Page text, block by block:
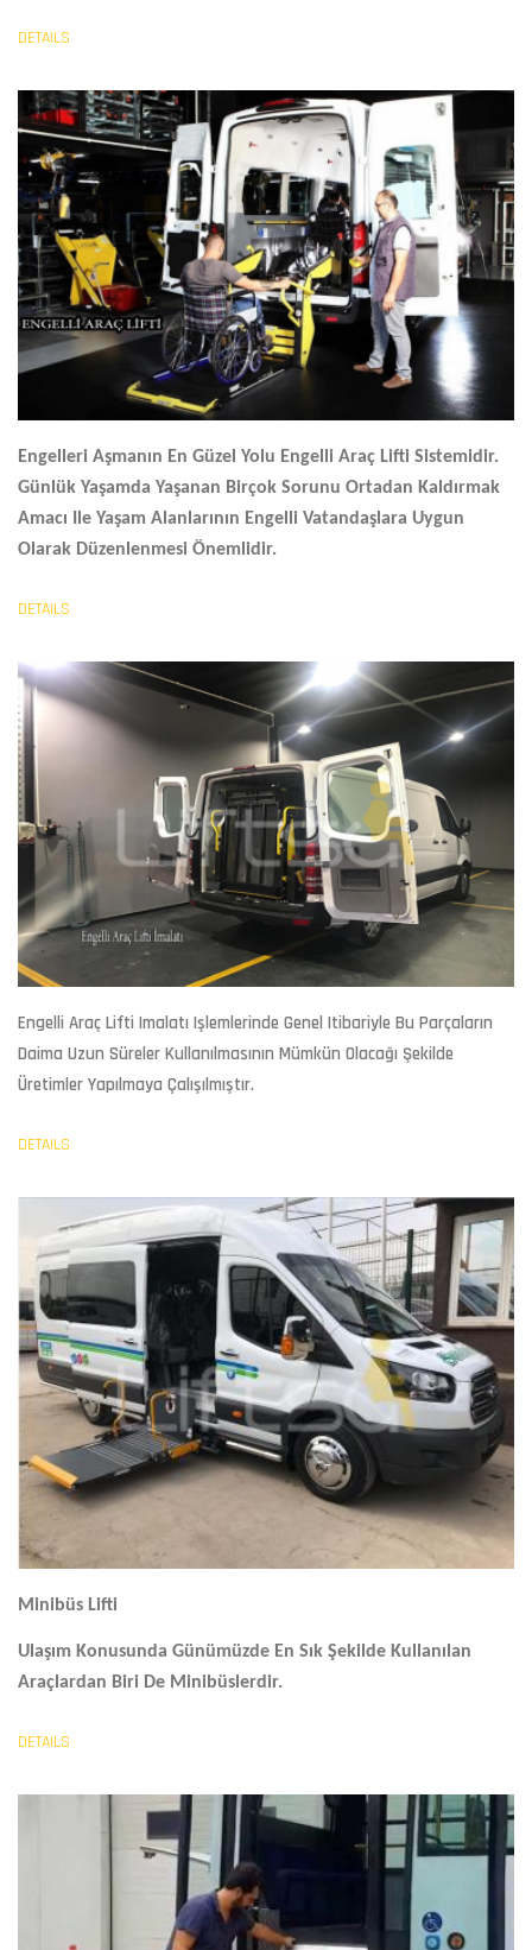
DETAILS
Engelleri Aşmanın En Güzel Yolu Engelli Araç Lifti Sistemidir.
Günlük Yaşamda Yaşanan Birçok Sorunu Ortadan Kaldırmak
Amacı Ile Yaşam Alanlarının Engelli Vatandaşlara Uygun
Olarak Düzenlenmesi Önemlidir.
DETAILS
Engelli Araç Lifti Imalatı Işlemlerinde Genel Itibariyle Bu Parçaların
Daima Uzun Süreler Kullanılmasının Mümkün Olacağı Şekilde
Üretimler Yapılmaya Çalışılmıştır.
DETAILS
Minibüs Lifti
Ulaşım Konusunda Günümüzde En Sık Şekilde Kullanılan
Araçlardan Biri De Minibüslerdir.
DETAILS